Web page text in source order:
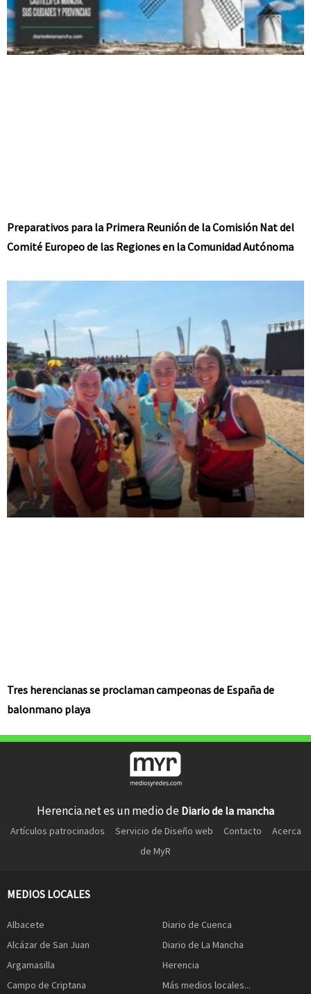
Preparativos para la Primera Reunión de la Comisión Nat del
Comité Europeo de las Regiones en la Comunidad Autónoma
Tres herencianas se proclaman campeonas de España de
balonmano playa
Herencia.net es un medio de Diario de la mancha
Artículos patrocinados Servicio de Diseño web Contacto
Acerca
de MyR
MEDIOS LOCALES
Albacete
Alcázar de San Juan
Argamasilla
Campo de Criptana
Diario de Cuenca
Diario de La Mancha
Herencia
Más medios locales...